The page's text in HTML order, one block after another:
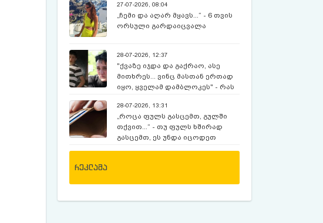
27-07-2026, 08:04
„ჩემი და აღარ მყავს...“ - 6 თვის
ორსული გარდაიცვალა
28-07-2026, 12:37
"ქვაზე იჯდა და გაქრაო, ასე
მითხრეს... ვინც მასთან ერთად
იყო, ყველამ დამბლოკეს" - რას
წლია, რაც ექსკურსიაზე,
მოულოდნელად გაუჩინარებულ
შვილს ეძებს
28-07-2026, 13:31
„როცა ფულს გასცემთ, გულში
თქვით...“ - თუ ფულს ხშირად
გასცემთ, ეს უნდა იცოდეთ
რეკლამა